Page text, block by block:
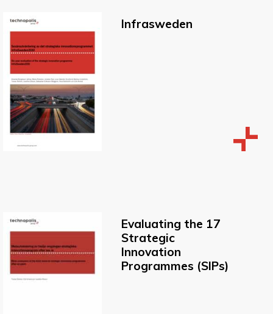
Infrasweden
Evaluating the 17
Strategic
Innovation
Programmes (SIPs)